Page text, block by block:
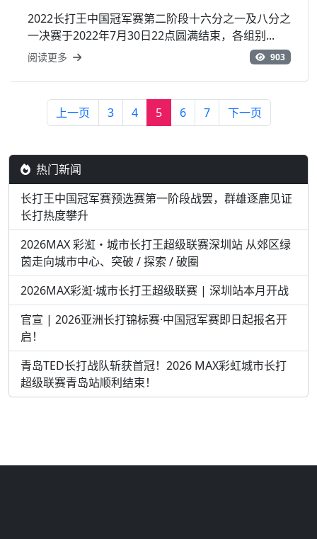
2022长打王中国冠军赛第二阶段十六分之一及八分之
一决赛于2022年7月30日22点圆满结束，各组别...
阅读更多 903
上一页 3 4 5 6 7 下一页
热门新闻
长打王中国冠军赛预选赛第一阶段战罢，群雄逐鹿见证
长打热度攀升
2026MAX 彩渱・城市长打王超级联赛深圳站 从郊区绿
茵走向城市中心、突破 / 探索 / 破圈
2026MAX彩渱·城市长打王超级联赛 | 深圳站本月开战
官宣 | 2026亚洲长打锦标赛·中国冠军赛即日起报名开
启！
青岛TED长打战队斩获首冠！2026 MAX彩虹城市长打
超级联赛青岛站顺利结束！